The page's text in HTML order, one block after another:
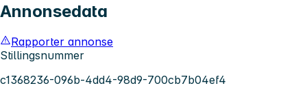
Annonsedata
Rapporter annonse
Stillingsnummer
c1368236-096b-4dd4-98d9-700cb7b04ef4